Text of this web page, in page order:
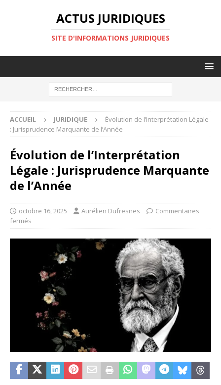
ACTUS JURIDIQUES
SITE D'INFORMATIONS JURIDIQUES
ACCUEIL JURIDIQUE
Évolution de l’Interprétation Légale
: Jurisprudence Marquante de l’Année
Évolution de l’Interprétation
Légale : Jurisprudence Marquante
de l’Année
octobre 16, 2025 Aurélien Dufresnes
Commentaires
fermés